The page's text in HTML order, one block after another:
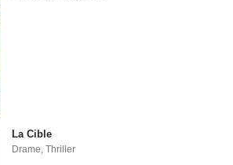
La Cible
Drame ,Thriller